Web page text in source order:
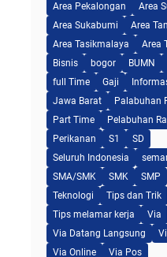
Area Pekalongan
Area
Area Sukabumi
Area
Area Tasikmalaya
Area
Bisnis
bogor BUMN
full Time
Gaji
Jawa Barat
Palabuhan
Part Time
Pelabuhan
Perikanan
S1
SD
Seluruh Indonesia
SMA/SMK
SMK SMP
Teknologi
Tips dan Trik
Tips melamar kerja
Via
Via Datang Langsung
Via Online
Via Pos